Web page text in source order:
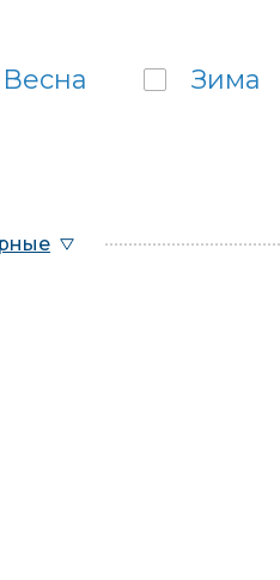
Весна Зима